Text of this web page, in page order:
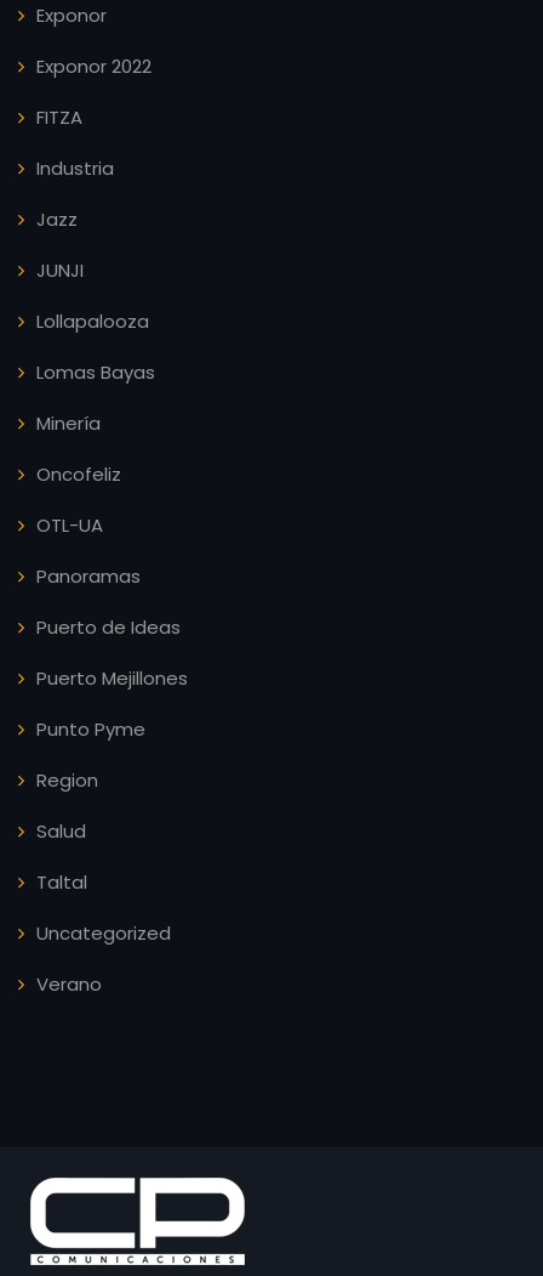
Exponor
Exponor 2022
FITZA
Industria
Jazz
JUNJI
Lollapalooza
Lomas Bayas
Minería
Oncofeliz
OTL-UA
Panoramas
Puerto de Ideas
Puerto Mejillones
Punto Pyme
Region
Salud
Taltal
Uncategorized
Verano